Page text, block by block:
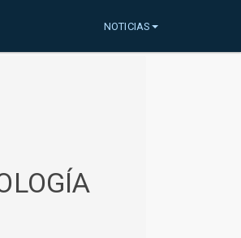
NOTICIAS